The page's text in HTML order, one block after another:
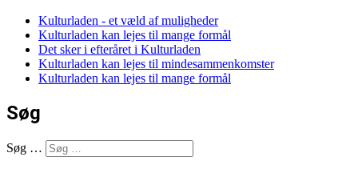
Kulturladen - et væld af muligheder
Kulturladen kan lejes til mange formål
Det sker i efteråret i Kulturladen
Kulturladen kan lejes til mindesammenkomster
Kulturladen kan lejes til mange formål
Søg
Søg …